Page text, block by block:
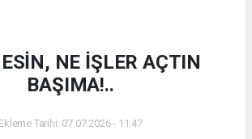
NE İŞLER AÇTIN
BAŞIMA!..
Ekleme Tarihi: 07.07.2026 - 11:47